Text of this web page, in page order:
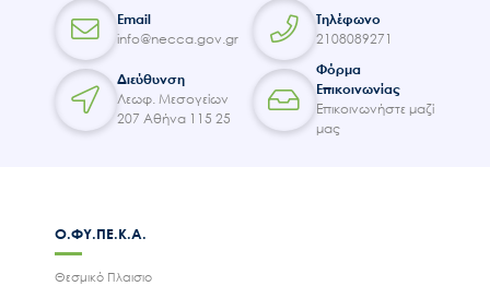
Έργα
Εισιτήρια
Επικοινωνία
Email
info@necca.gov.gr
Τηλέφωνο
2108089271
Διεύθυνση
Λεωφ. Μεσογείων
207 Αθήνα 115 25
Φόρμα
Επικοινωνίας
Επικοινωνήστε μαζί
μας
Ο.ΦΥ.ΠΕ.Κ.Α.
Θεσμικό Πλαισιο